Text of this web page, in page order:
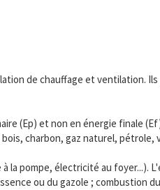
de chauffage et ventilation. Ils
(Ep) et non en énergie finale
charbon, gaz naturel,
la pompe, électricité au foyer...).
ou du gazole ; combustion